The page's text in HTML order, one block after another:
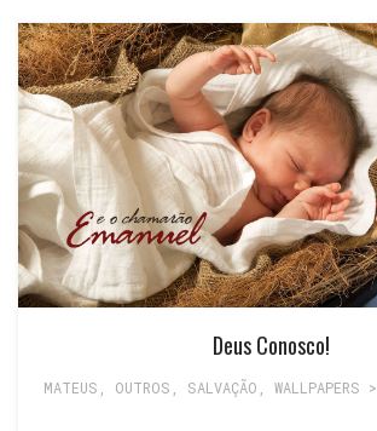
Deus Conosco!
MATEUS OUTROS SALVAÇÃO WALLPAPERS >